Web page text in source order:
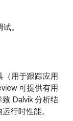
。
（用于跟踪应用
可提供有用
Dalvik 分析结
行时性能。